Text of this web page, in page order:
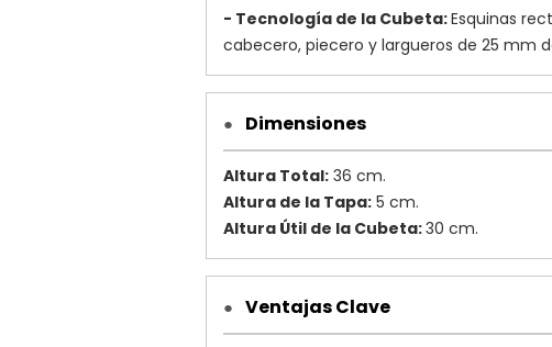
- Tecnología de la Cubeta:Esquinas
cabecero, piecero y largueros de 25 mm
● Dimensiones
Altura Total: 36 cm.
Altura de la Tapa: 5 cm.
Altura Útil de la Cubeta:30 cm.
● Ventajas Clave